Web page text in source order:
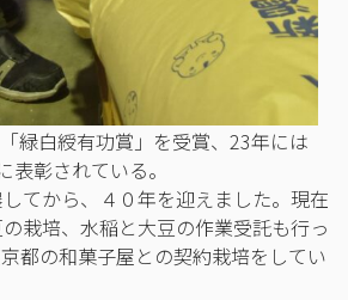
緑白綬有功賞」を受賞、23年には
彰されている。
てから、４０年を迎えました。現在
栽培、水稲と大豆の作業受託も行っ
都の和菓子屋との契約栽培をしてい